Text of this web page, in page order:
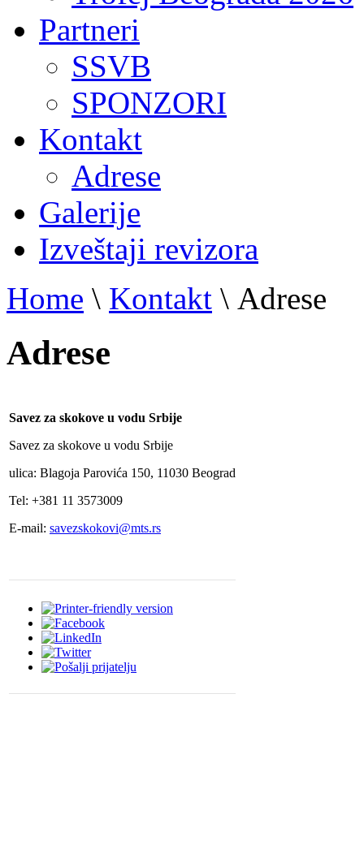
Partneri
SSVB
SPONZORI
Kontakt
Adrese
Galerije
Izveštaji revizora
Home \ Kontakt \ Adrese
Adrese
Savez za skokove u vodu Srbije
Savez za skokove u vodu Srbije
ulica: Blagoja Parovića 150, 11030 Beograd
Tel: +381 11 3573009
E-mail: savezskokovi@mts.rs